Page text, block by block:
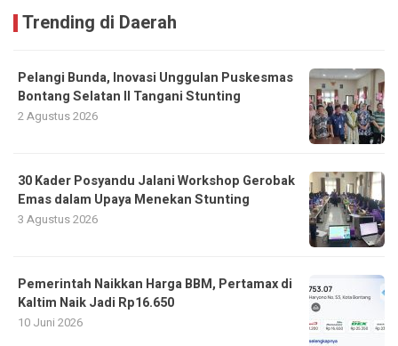
Trending di Daerah
Pelangi Bunda, Inovasi Unggulan Puskesmas
Bontang Selatan II Tangani Stunting
2 Agustus 2026
30 Kader Posyandu Jalani Workshop Gerobak
Emas dalam Upaya Menekan Stunting
3 Agustus 2026
Pemerintah Naikkan Harga BBM, Pertamax di
Kaltim Naik Jadi Rp16.650
10 Juni 2026